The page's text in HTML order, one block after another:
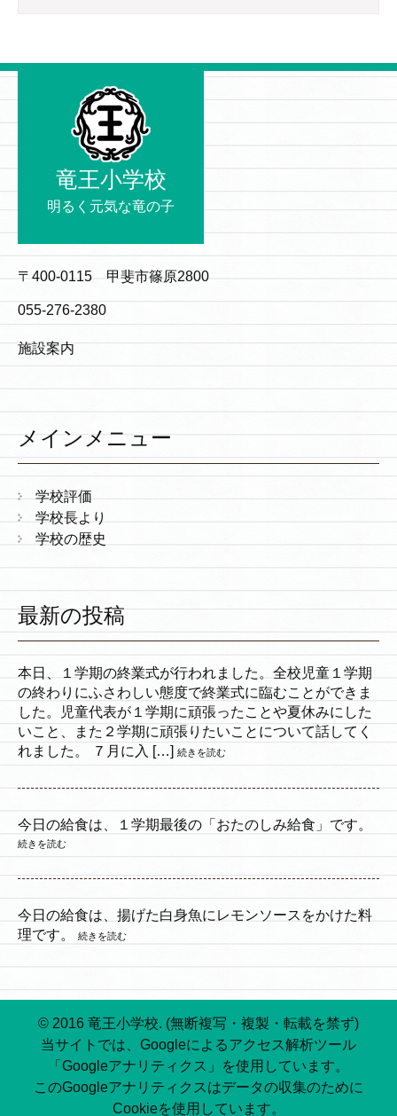
竜王小学校
明るく元気な竜の子
〒400-0115 甲斐市篠原2800
055-276-2380
施設案内
メインメニュー
学校評価
学校長より
学校の歴史
最新の投稿
本日、１学期の終業式が行われました。全校児童１学期
の終わりにふさわしい態度で終業式に臨むことができま
した。児童代表が１学期に頑張ったことや夏休みにした
いこと、また２学期に頑張りたいことについて話してく
れました。 ７月に入 […] 続きを読む
今日の給食は、１学期最後の「おたのしみ給食」です。
続きを読む
今日の給食は、揚げた白身魚にレモンソースをかけた料
理です。
続きを読む
© 2016 竜王小学校. (無断複写・複製・転載を禁ず)
当サイトでは、Googleによるアクセス解析ツール
「Googleアナリティクス」を使用しています。
このGoogleアナリティクスはデータの収集のために
Cookieを使用しています。